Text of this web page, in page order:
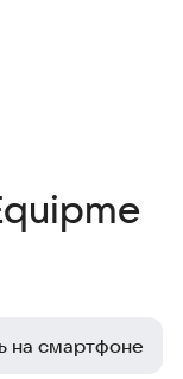
на смартфоне